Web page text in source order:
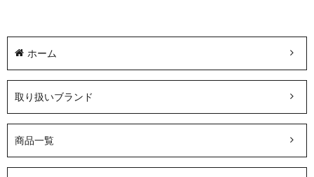
ホーム
取り扱いブランド
商品一覧